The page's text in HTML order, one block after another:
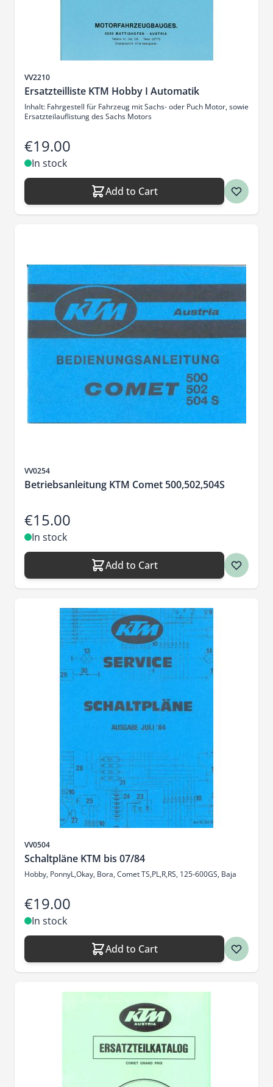
Sku
VV2210
Ersatzteilliste KTM Hobby I Automatik
Inhalt: Fahrgestell für Fahrzeug mit Sachs- oder Puch Motor, sowie
Ersatzteilauflistung des Sachs Motors
€19.00
In stock
Add to Cart
Sku
VV0254
Betriebsanleitung KTM Comet 500,502,504S
€15.00
In stock
Add to Cart
Sku
VV0504
Schaltpläne KTM bis 07/84
Hobby, PonnyL,Okay, Bora, Comet TS,PL,R,RS, 125-600GS, Baja
€19.00
In stock
Add to Cart